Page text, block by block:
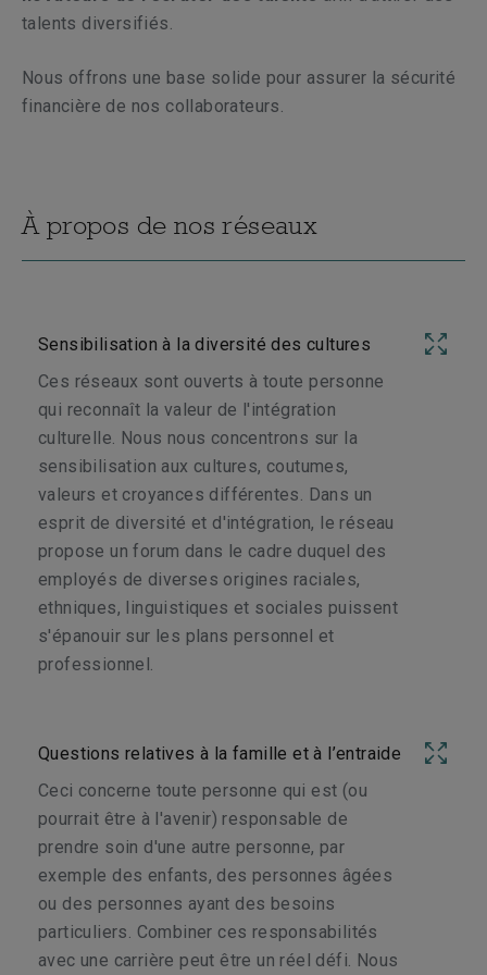
talents diversifiés.
Nous offrons une base solide pour assurer la sécurité
financière de nos collaborateurs.
À propos de nos réseaux
Sensibilisation à la diversité des cultures
Ces réseaux sont ouverts à toute personne
qui reconnaît la valeur de l'intégration
culturelle. Nous nous concentrons sur la
sensibilisation aux cultures, coutumes,
valeurs et croyances différentes. Dans un
esprit de diversité et d'intégration, le réseau
propose un forum dans le cadre duquel des
employés de diverses origines raciales,
ethniques, linguistiques et sociales puissent
s'épanouir sur les plans personnel et
professionnel.
Questions relatives à la famille et à l’entraide
Ceci concerne toute personne qui est (ou
pourrait être à l'avenir) responsable de
prendre soin d'une autre personne, par
exemple des enfants, des personnes âgées
ou des personnes ayant des besoins
particuliers. Combiner ces responsabilités
avec une carrière peut être un réel défi. Nous